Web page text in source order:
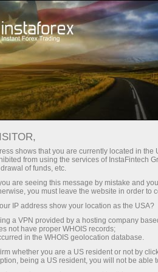
С InstaForex вы
конкурентным
кредитное плечо до
из лучших спредов и
на рынке, а также
привлекательные
торговли акциями и
Минимальные
Бонус 30%
на каждый депозит
Скорость
в трейдинге и на
shows that you are currently located in the
from using the services of InstaFintech
of funds, etc.
are seeing this message by mistake and
you must leave the website in order to
IP address show your location as the USA?
a VPN provided by a hosting company
not have proper WHOIS records;
in the WHOIS geolocation database.
whether you are a US resident or not by
being a US resident, you will not be able